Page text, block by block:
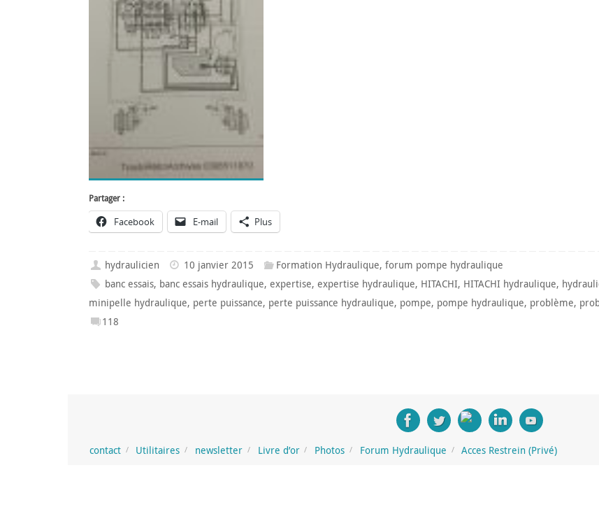
Partager :
Facebook E-mail Plus
hydraulicien 10 janvier 2015 Formation Hydraulique, forum pompe hydraulique
banc essais, banc essais hydraulique,expertise,expertise hydraulique, HITACHI, HITACHI hydraulique,
minipelle hydraulique, perte puissance, perte puissance hydraulique, pompe, pompe hydraulique, problème,
118
contact Utilitaires newsletter Livre d’or Photos Forum Hydraulique Acces Restrein (Privé)